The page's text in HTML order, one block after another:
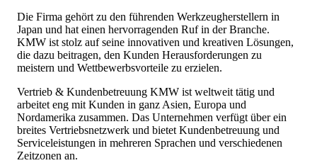
Die Firma gehört zu den führenden Werkzeugherstellern in
Japan und hat einen hervorragenden Ruf in der Branche.
KMW ist stolz auf seine innovativen und kreativen Lösungen,
die dazu beitragen, den Kunden Herausforderungen zu
meistern und Wettbewerbsvorteile zu erzielen.
Vertrieb & Kundenbetreuung KMW ist weltweit tätig und
arbeitet eng mit Kunden in ganz Asien, Europa und
Nordamerika zusammen. Das Unternehmen verfügt über ein
breites Vertriebsnetzwerk und bietet Kundenbetreuung und
Serviceleistungen in mehreren Sprachen und verschiedenen
Zeitzonen an.